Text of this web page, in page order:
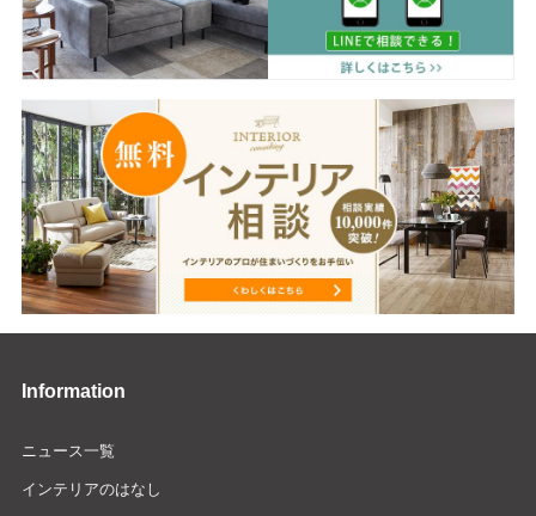
Information
ニュース一覧
インテリアのはなし